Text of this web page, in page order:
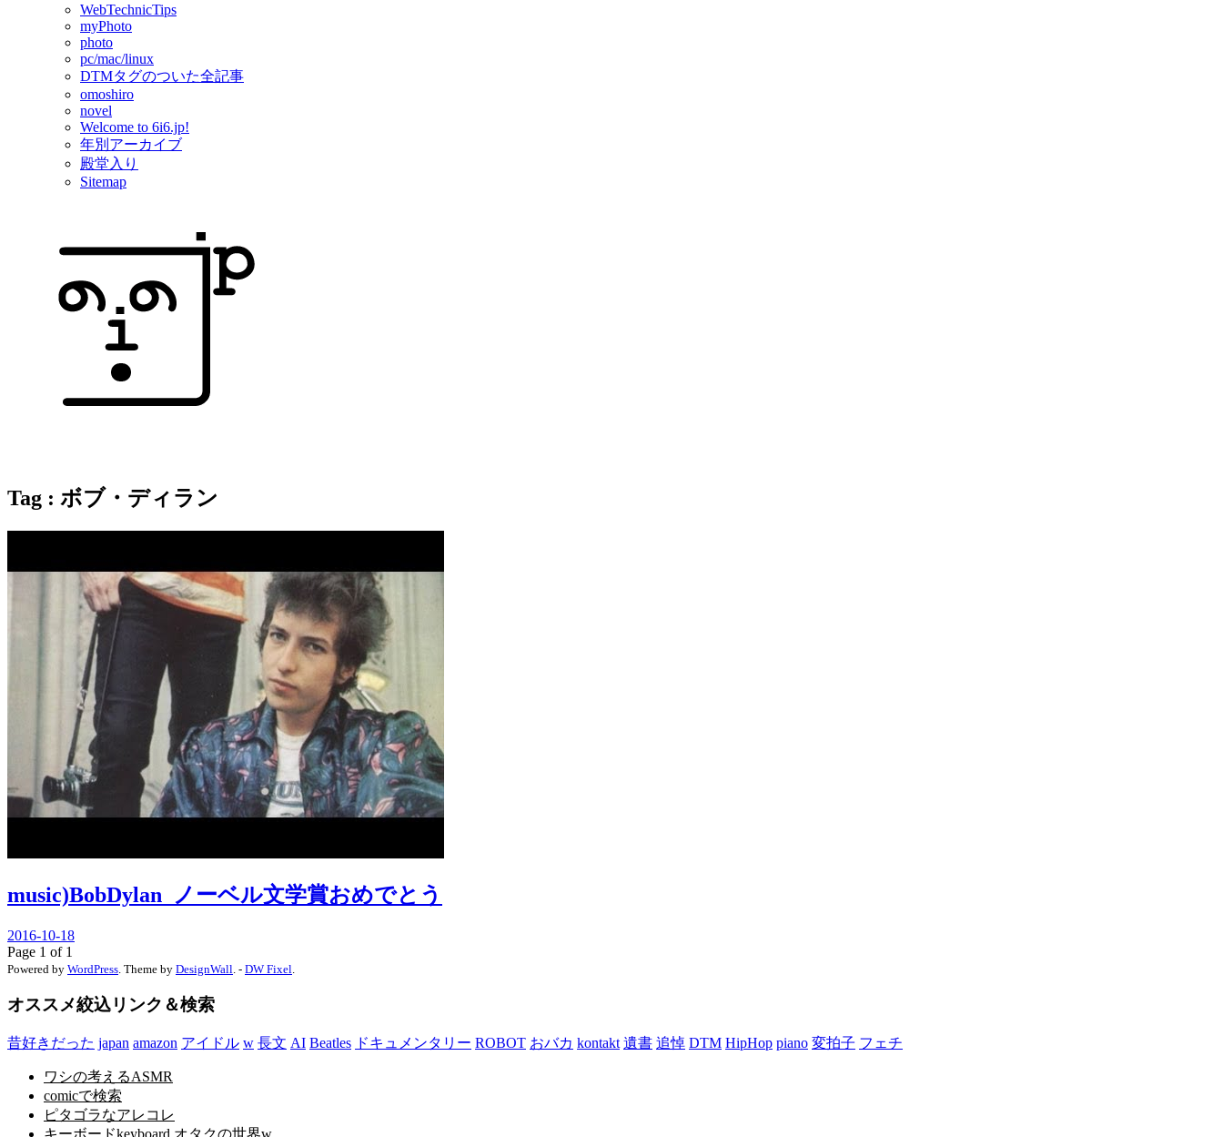
WebTechnicTips
myPhoto
photo
pc/mac/linux
DTMタグのついた全記事
omoshiro
novel
Welcome to 6i6.jp!
年別アーカイブ
殿堂入り
Sitemap
Tag : ボブ・ディラン
music)BobDylan_ノーベル文学賞おめでとう
2016-10-18
Page 1 of 1
Powered by WordPress . Theme by DesignWall . - DW Fixel
オススメ絞込リンク＆検索
昔好きだった japan amazon アイドル w 長文 AI Beatles ドキュメンタリー ROBOT おバカ kontakt 遺書 追悼 DTM HipHop piano 変拍子 フェチ
ワシの考えるASMR
comicで検索
ピタゴラなアレコレ
キーボードkeyboard.オタクの世界w